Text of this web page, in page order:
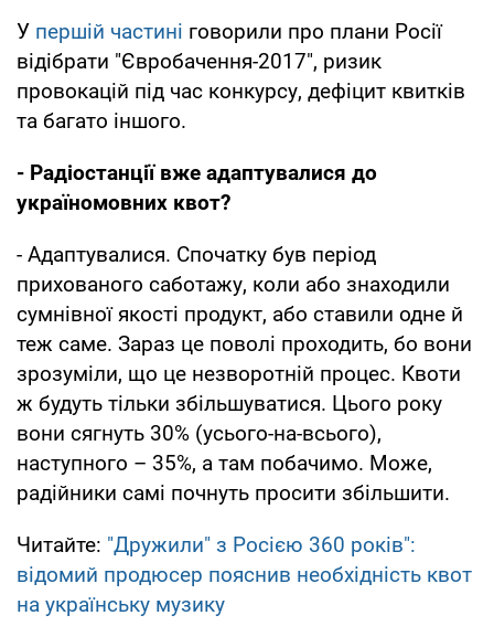
У першій частині говорили про плани Росії
відібрати "Євробачення-2017", ризик
провокацій під час конкурсу, дефіцит квитків
та багато іншого.
- Радіостанції вже адаптувалися до
україномовних квот?
- Адаптувалися. Спочатку був період
прихованого саботажу, коли або знаходили
сумнівної якості продукт, або ставили одне й
теж саме. Зараз це поволі проходить, бо вони
зрозуміли, що це незворотній процес. Квоти
ж будуть тільки збільшуватися. Цього року
вони сягнуть 30% (усього-на-всього),
наступного – 35%, а там побачимо. Може,
радійники самі почнуть просити збільшити.
Читайте: "Дружили" з Росією 360 років":
відомий продюсер пояснив необхідність квот
на українську музику